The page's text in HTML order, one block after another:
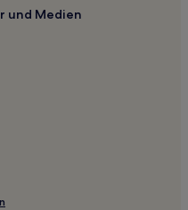
und Medien